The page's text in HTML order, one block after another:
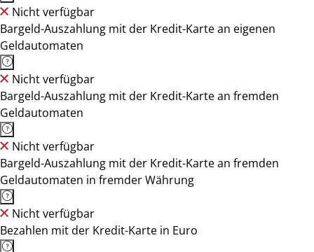
Nicht verfügbar
Bargeld-Auszahlung mit der Kredit-Karte an eigenen
Geldautomaten
Nicht verfügbar
Bargeld-Auszahlung mit der Kredit-Karte an fremden
Geldautomaten
Nicht verfügbar
Bargeld-Auszahlung mit der Kredit-Karte an fremden
Geldautomaten in fremder Währung
Nicht verfügbar
Bezahlen mit der Kredit-Karte in Euro